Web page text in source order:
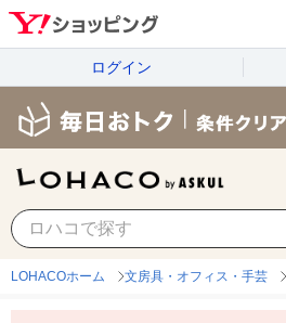
ログイン
LOHACOホーム 文房具・オフィス・手芸